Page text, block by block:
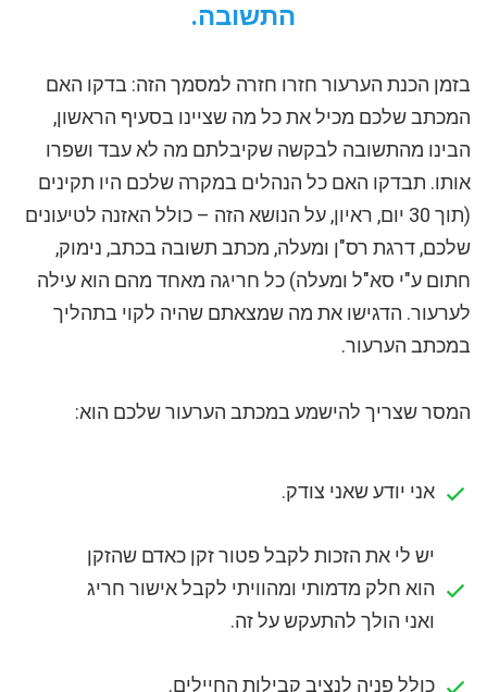
התשובה.
בזמן הכנת הערעור חזרו חזרה למסמך הזה: בדקו האם
המכתב שלכם מכיל את כל מה שציינו בסעיף הראשון,
הבינו מהתשובה לבקשה שקיבלתם מה לא עבד ושפרו
אותו. תבדקו האם כל הנהלים במקרה שלכם היו תקינים
(תוך 30 יום, ראיון, על הנושא הזה – כולל האזנה לטיעונים
שלכם, דרגת רס"ן ומעלה, מכתב תשובה בכתב, נימוק,
חתום ע"י סא"ל ומעלה) כל חריגה מאחד מהם הוא עילה
לערעור. הדגישו את מה שמצאתם שהיה לקוי בתהליך
במכתב הערעור.
המסר שצריך להישמע במכתב הערעור שלכם הוא:
אני יודע שאני צודק.
יש לי את הזכות לקבל פטור זקן כאדם שהזקן
הוא חלק מדמותי ומהוויתי לקבל אישור חריג
ואני הולך להתעקש על זה.
כולל פניה לנציב קבילות החיילים.